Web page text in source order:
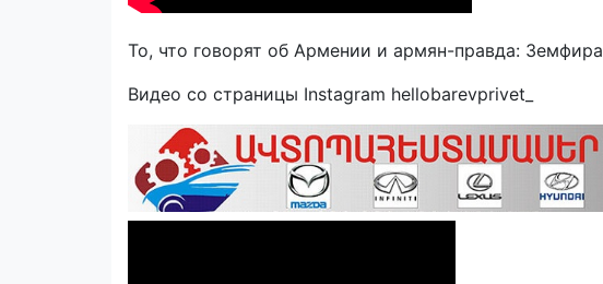
То, что говорят об Армении и армян-правда: Земфира
Видео со страницы Instagram hellobarevprivet_